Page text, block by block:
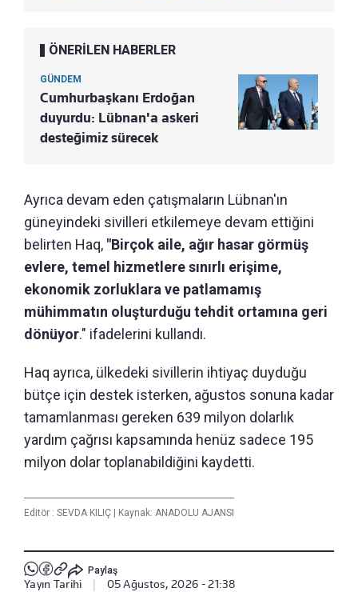
ÖNERİLEN HABERLER
GÜNDEM
Cumhurbaşkanı Erdoğan
duyurdu: Lübnan'a askeri
desteğimiz sürecek
Ayrıca devam eden çatışmaların Lübnan'ın
güneyindeki sivilleri etkilemeye devam ettiğini
belirten Haq, "Birçok aile, ağır hasar görmüş
evlere, temel hizmetlere sınırlı erişime,
ekonomik zorluklara ve patlamamış
mühimmatın oluşturduğu tehdit ortamına geri
dönüyor." ifadelerini kullandı.
Haq ayrıca, ülkedeki sivillerin ihtiyaç duyduğu
bütçe için destek isterken, ağustos sonuna kadar
tamamlanması gereken 639 milyon dolarlık
yardım çağrısı kapsamında henüz sadece 195
milyon dolar toplanabildiğini kaydetti.
Editör : SEVDA KILIÇ Kaynak: ANADOLU AJANSI
Paylaş
Yayın Tarihi 05 Ağustos, 2026 - 21:38